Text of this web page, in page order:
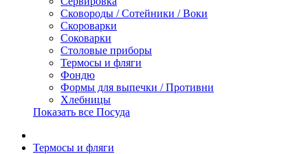
Сковороды / Сотейники / Воки
Скороварки
Соковарки
Столовые приборы
Термосы и фляги
Фондю
Формы для выпечки / Противни
Хлебницы
Показать все Посуда
Термосы и фляги